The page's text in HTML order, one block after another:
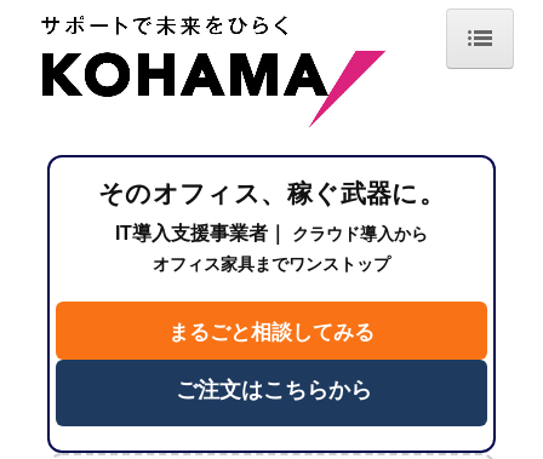
TOP
サービス案内
IT機器導入・デジタル化支援
オフィスデザイン・空間設計
そのオフィス、稼ぐ武器に。
IT導入支援事業者｜
クラウド導入から
オフィス家具までワンストップ
まるごと相談してみる
ご注文はこちらから